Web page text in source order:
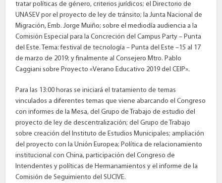
tratar políticas de género, criterios jurídicos; el Directorio de
UNASEV por el proyecto de ley de tránsito; la Junta Nacional de
Migración, Emb. Jorge Muiño; sobre el mediodía audiencia a la
Comisión Especial para la Concreción del Campus Party – Punta
del Este. Tema: festival de tecnología – Punta del Este –15 al 17
de marzo de 2019; y finalmente al Consejero Mtro. Pablo
Caggiani sobre Proyecto «Verano Educativo 2019 del CEIP».
Para las 13:00 horas se iniciará el tratamiento de temas
vinculados a diferentes temas que viene abarcando el Congreso
con informes de la Mesa, del Grupo de Trabajo de estudio del
proyecto de ley de descentralización; del Grupo de Trabajo
sobre creación del Instituto de Estudios Municipales; ampliación
del proyecto con la Unión Europea; Política de relacionamiento
institucional con China, participación del Congreso de
Intendentes y políticas de Hermanamientos y el informe de la
Comisión de Seguimiento del SUCIVE.